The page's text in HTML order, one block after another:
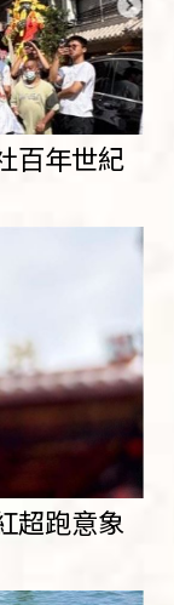
百年世紀
超跑意象